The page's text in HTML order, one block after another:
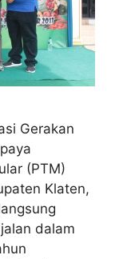
Gerakan
(PTM)
Klaten,
dalam